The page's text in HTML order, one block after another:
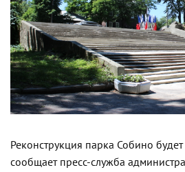
Реконструкция парка Собино будет
сообщает пресс-служба